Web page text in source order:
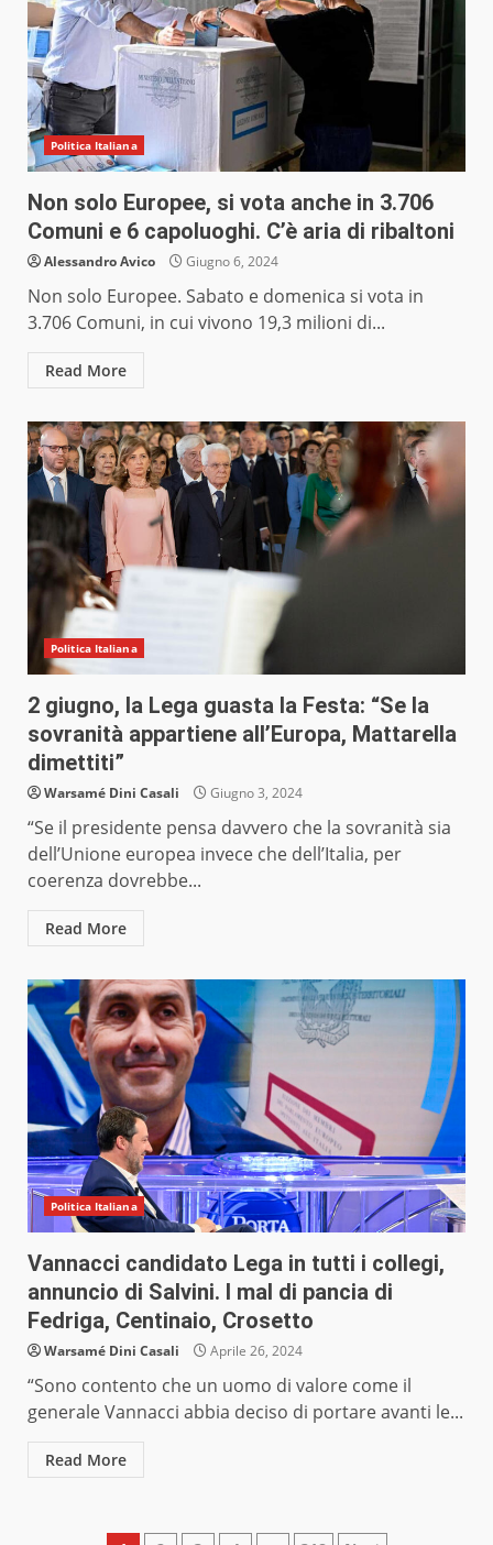
Politica Italiana
Non solo Europee, si vota anche in 3.706
Comuni e 6 capoluoghi. C’è aria di ribaltoni
Alessandro Avico Giugno 6, 2024
Non solo Europee. Sabato e domenica si vota in
3.706 Comuni, in cui vivono 19,3 milioni di...
Read More
Politica Italiana
2 giugno, la Lega guasta la Festa: “Se la
sovranità appartiene all’Europa, Mattarella
dimettiti”
Warsamé Dini Casali Giugno 3, 2024
“Se il presidente pensa davvero che la sovranità sia
dell’Unione europea invece che dell’Italia, per
coerenza dovrebbe...
Read More
Politica Italiana
Vannacci candidato Lega in tutti i collegi,
annuncio di Salvini. I mal di pancia di
Fedriga, Centinaio, Crosetto
Warsamé Dini Casali Aprile 26, 2024
“Sono contento che un uomo di valore come il
generale Vannacci abbia deciso di portare avanti le...
Read More